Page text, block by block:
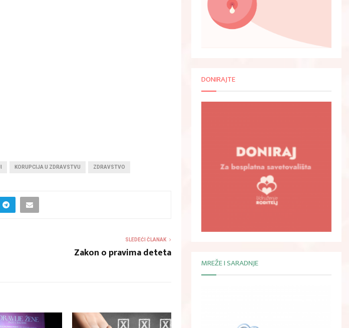
KORUPCIJA U ZDRAVSTVU ZDRAVSTVO
SLEDEĆI ČLANAK
Zakon o pravima deteta
DONIRAJTE
MREŽE I SARADNJE